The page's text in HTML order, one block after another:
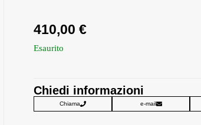
410,00 €
Esaurito
Chiedi informazioni
Chiama e-mail